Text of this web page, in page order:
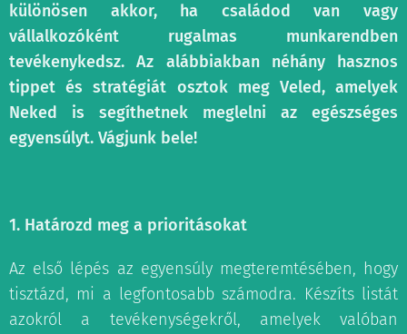
különösen akkor, ha családod van vagy
vállalkozóként rugalmas munkarendben
tevékenykedsz. Az alábbiakban néhány hasznos
tippet és stratégiát osztok meg Veled, amelyek
Neked is segíthetnek meglelni az egészséges
egyensúlyt. Vágjunk bele!
1. Határozd meg a prioritásokat
Az első lépés az egyensúly megteremtésében, hogy
tisztázd, mi a legfontosabb számodra. Készíts listát
azokról a tevékenységekről, amelyek valóban